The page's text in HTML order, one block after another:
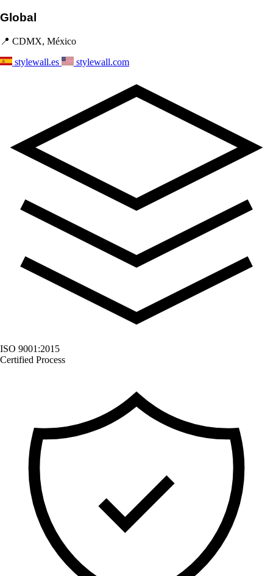
Global
📍 CDMX, México
stylewall.es
stylewall.com
ISO 9001:2015
Certified Process